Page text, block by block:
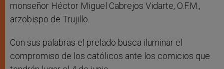
monseñor Héctor Miguel Cabrejos Vidarte, O.F.M.,
arzobispo de Trujillo.
Con sus palabras el prelado busca iluminar el
compromiso de los católicos ante los comicios que